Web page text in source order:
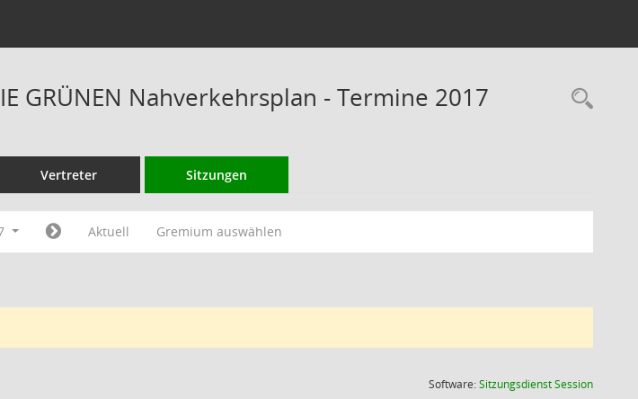
GRÜNEN Nahverkehrsplan - Termine 2017
Vertreter Sitzungen
Aktuell Gremium auswählen
Software:SitzungsdienstSession(Wird in